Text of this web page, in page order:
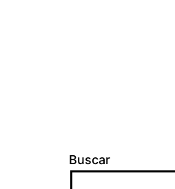
Buscar